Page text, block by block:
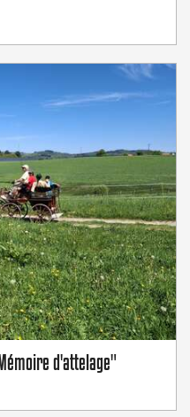
d'attelage"